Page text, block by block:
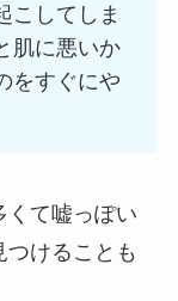
こしてしま
肌に悪いか
をすぐにや
くて嘘っぽい
けることも